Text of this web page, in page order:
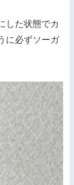
した状態でカ
に必ずソーガ